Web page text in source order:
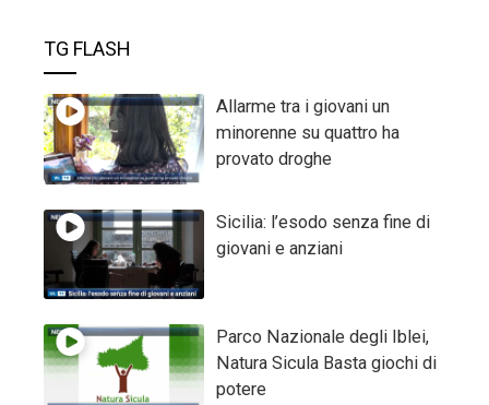
TG FLASH
Allarme tra i giovani un
minorenne su quattro ha
provato droghe
Sicilia: l’esodo senza fine di
giovani e anziani
Parco Nazionale degli Iblei,
Natura Sicula Basta giochi di
potere